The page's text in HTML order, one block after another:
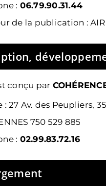
: 06.79.90.31.44
de la publication : AIR
conçu par
: 27 Av. des Peupliers,
750 529 885
: 02.99.83.72.16